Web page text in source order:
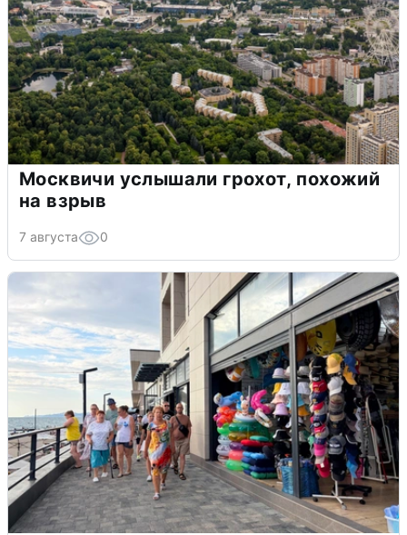
Москвичи услышали грохот, похожий
на взрыв
7 августа 0